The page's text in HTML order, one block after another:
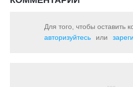
Для того, чтобы оставить
авторизуйтесь
или